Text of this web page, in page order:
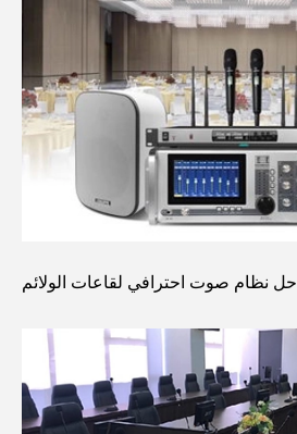
حل نظام صوت احترافي لقاعات الولائم